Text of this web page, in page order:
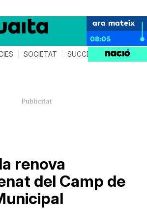
ara mateix
08:05
SOCIETAT SUCCESSOS AGENDA
renova
del Camp de